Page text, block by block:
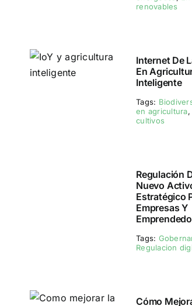
renovables
Internet De
En
Inteligente
Tags:
en agricultura,
cultivos
Regulación
Nuevo
Estratégico
Empresas Y
Tags:
Regulacion
Cómo